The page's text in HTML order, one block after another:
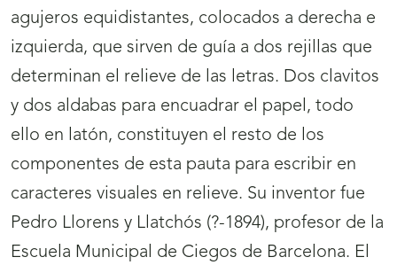
agujeros equidistantes, colocados a derecha e
izquierda, que sirven de guía a dos rejillas que
determinan el relieve de las letras. Dos clavitos
y dos aldabas para encuadrar el papel, todo
ello en latón, constituyen el resto de los
componentes de esta pauta para escribir en
caracteres visuales en relieve. Su inventor fue
Pedro Llorens y Llatchós (?-1894), profesor de la
Escuela Municipal de Ciegos de Barcelona. El